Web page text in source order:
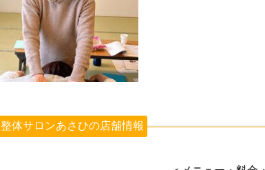
整体サロンあさひの店舗情報